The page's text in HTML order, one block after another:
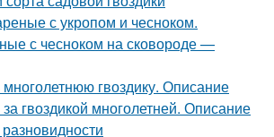
с укропом и чесноком.
с чесноком на сковороде —
многолетнюю гвоздику. Описание
гвоздикой многолетней. Описание